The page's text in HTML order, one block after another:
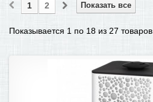
Показать все
1 2
Показывается 1 по 18 из 27 товаров